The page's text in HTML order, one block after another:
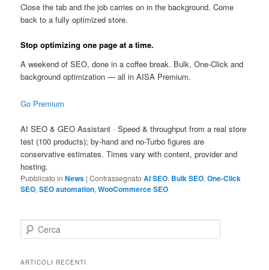
Close the tab and the job carries on in the background. Come
back to a fully optimized store.
Stop optimizing one page at a time.
A weekend of SEO, done in a coffee break. Bulk, One-Click and
background optimization — all in AISA Premium.
Go Premium
AI SEO & GEO Assistant · Speed & throughput from a real store
test (100 products); by-hand and no-Turbo figures are
conservative estimates. Times vary with content, provider and
hosting.
Pubblicato in News |Contrassegnato AI SEO, Bulk SEO,One-Click
SEO,SEO automation,WooCommerce SEO
e
c
ARTICOLI RECENTI